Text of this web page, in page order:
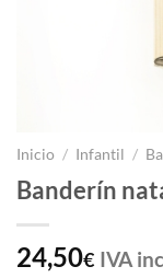
Inicio / Infantil /
Banderín
24,50€ IVA